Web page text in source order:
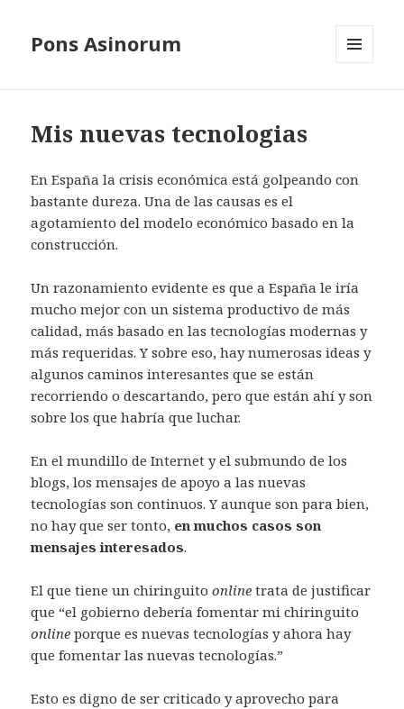
Pons Asinorum
Mis nuevas tecnologias
En España la crisis económica está golpeando con
bastante dureza. Una de las causas es el
agotamiento del modelo económico basado en la
construcción.
Un razonamiento evidente es que a España le iría
mucho mejor con un sistema productivo de más
calidad, más basado en las tecnologías modernas y
más requeridas. Y sobre eso, hay numerosas ideas y
algunos caminos interesantes que se están
recorriendo o descartando, pero que están ahí y son
sobre los que habría que luchar.
En el mundillo de Internet y el submundo de los
blogs, los mensajes de apoyo a las nuevas
tecnologías son continuos. Y aunque son para bien,
no hay que ser tonto, en muchos casos son
mensajes interesados.
El que tiene un chiringuitoonline trata de justificar
que “el gobierno debería fomentar mi chiringuito
online porque es nuevas tecnologías y ahora hay
que fomentar las nuevas tecnologías.”
Esto es digno de ser criticado y aprovecho para